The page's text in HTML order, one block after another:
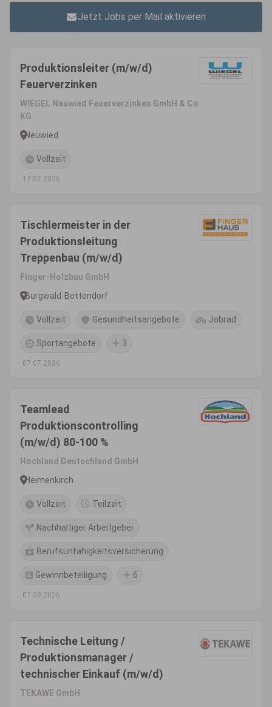
Jetzt Jobs per Mail aktivieren
Produktionsleiter (m/w/d)
Feuerverzinken
WIEGEL Neuwied Feuerverzinken GmbH & Co
KG
Neuwied
Vollzeit
17.07.2026
Tischlermeister in der
Produktionsleitung
Treppenbau (m/w/d)
Finger-Holzbau GmbH
Burgwald-Bottendorf
Vollzeit Gesundheitsangebote Jobrad
Sportangebote 3
07.07.2026
Teamlead
Produktionscontrolling
(m/w/d) 80-100 %
Hochland Deutschland GmbH
Heimenkirch
Vollzeit Teilzeit
Nachhaltiger Arbeitgeber
Berufsunfähigkeitsversicherung
Gewinnbeteiligung 6
07.08.2026
Technische Leitung /
Produktionsmanager /
technischer Einkauf (m/w/d)
TEKAWE GmbH